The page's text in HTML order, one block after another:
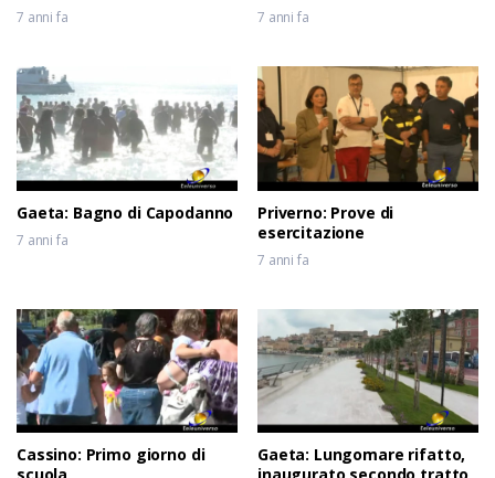
7 anni fa 7 anni fa
Gaeta: Bagno di Capodanno
7 anni fa
Priverno: Prove di
esercitazione
7 anni fa
Cassino: Primo giorno di
Gaeta: Lungomare rifatto,